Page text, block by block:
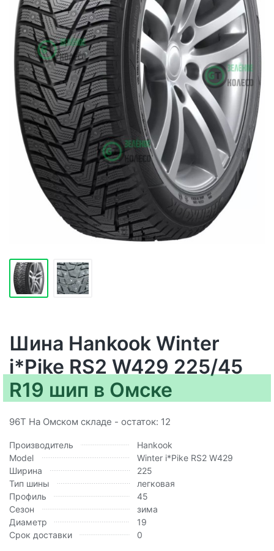
Шина Hankook Winter
i*Pike RS2 W429 225/45
R19 шип в Омске
96T На Омском складе - остаток: 12
Производитель
Hankook
Model
Winter i*Pike RS2 W429
Ширина
225
Тип шины
легковая
Профиль
45
Сезон
зима
Диаметр
19
Срок доставки
0